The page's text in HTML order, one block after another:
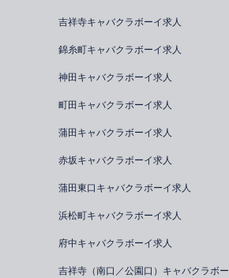
吉祥寺キャバクラボーイ求人
錦糸町キャバクラボーイ求人
神田キャバクラボーイ求人
町田キャバクラボーイ求人
蒲田キャバクラボーイ求人
赤坂キャバクラボーイ求人
蒲田東口キャバクラボーイ求人
浜松町キャバクラボーイ求人
府中キャバクラボーイ求人
吉祥寺（南口／公園口）キャバクラボ